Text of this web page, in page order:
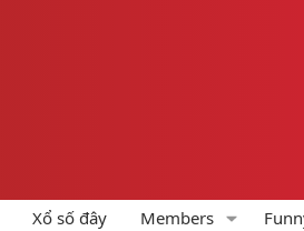
Xổ số đây Members